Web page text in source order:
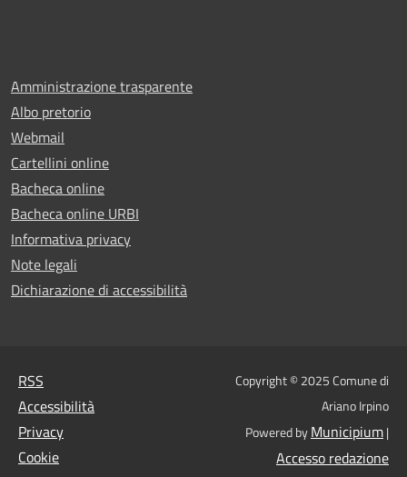
Amministrazione trasparente
Albo pretorio
Webmail
Cartellini online
Bacheca online
Bacheca online URBI
Informativa privacy
Note legali
Dichiarazione di accessibilità
RSS
Accessibilità
Privacy
Cookie
Copyright © 2025 Comune di
Ariano Irpino
Powered byMunicipium|
Accesso redazione